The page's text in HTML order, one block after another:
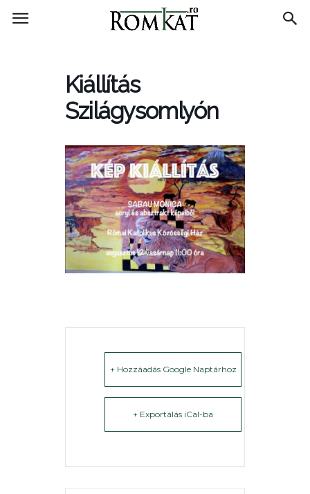
RomKat.ro
Kiállítás
Szilágysomlyón
+ Hozzáadás Google Naptárhoz
+ Exportálás iCal-ba